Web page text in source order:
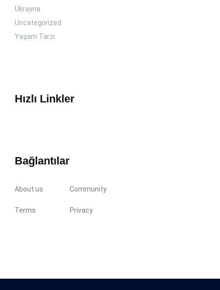
Ukrayna
Uncategorized
Yaşam Tarzı
Hızlı Linkler
Bağlantılar
About us Community
Terms Privacy